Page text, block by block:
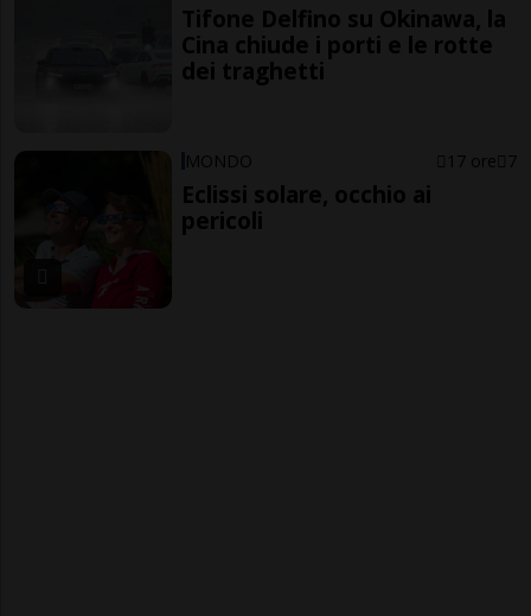
Tifone Delfino su Okinawa, la
Cina chiude i porti e le rotte
dei traghetti
MONDO 17 ore 7
Eclissi solare, occhio ai
pericoli